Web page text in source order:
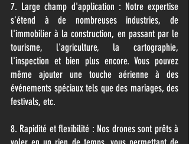
7. Large champ d'application : Notre expertise
s'étend à de nombreuses industries, de
l'immobilier à la construction, en passant par le
tourisme, l'agriculture, la cartographie,
l'inspection et bien plus encore. Vous pouvez
même ajouter une touche aérienne à des
événements spéciaux tels que des mariages, des
festivals, etc.
8. Rapidité et flexibilité : Nos drones sont prêts à